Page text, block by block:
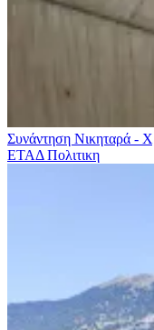
Συνάντηση Νικηταρά -
ΕΤΑΔΠολιτικη